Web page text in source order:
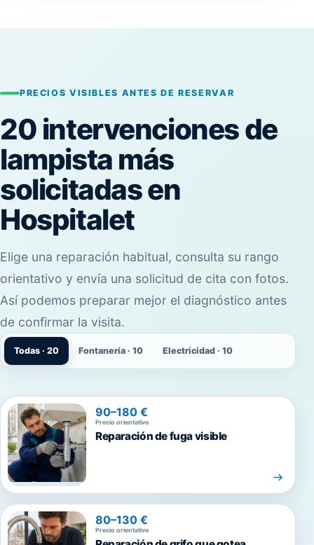
PRECIOS VISIBLES ANTES DE RESERVAR
20 intervenciones de
lampista más
solicitadas en
Hospitalet
Elige una reparación habitual, consulta su rango
orientativo y envía una solicitud de cita con fotos.
Así podemos preparar mejor el diagnóstico antes
de confirmar la visita.
Todas · 20 Fontanería · 10 Electricidad · 10
90–180 €
Precio orientativo
Reparación de fuga visible
80–130 €
Precio orientativo